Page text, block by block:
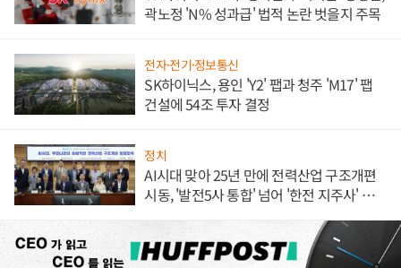
곽노정 'N% 성과급' 법적 논란 벗을지 주목
전자·전기·정보통신
SK하이닉스, 용인 'Y2' 팹과 청주 'M17' 팹
건설에 54조 투자 결정
정치
AI시대 맞아 25년 만에 전력산업 구조개편
시동, '발전5사 통합' 넘어 '한전 지주사' 재편